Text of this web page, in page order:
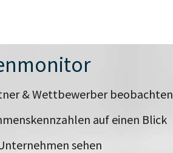
& Wettbewerber beobachten
auf einen Blick
sehen